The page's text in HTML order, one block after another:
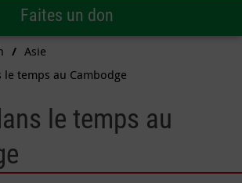
Faites un don
Asie
le temps au Cambodge
le temps au